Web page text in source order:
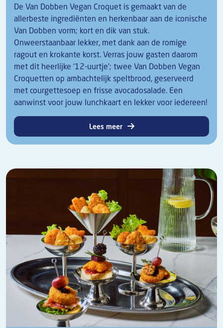
De Van Dobben Vegan Croquet is gemaakt van de
allerbeste ingrediënten en herkenbaar aan de iconische
Van Dobben vorm; kort en dik van stuk.
Onweerstaanbaar lekker, met dank aan de romige
ragout en krokante korst. Verras jouw gasten daarom
met dit heerlijke ‘12-uurtje’; twee Van Dobben Vegan
Croquetten op ambachtelijk speltbrood, geserveerd
met courgettesoep en frisse avocadosalade. Een
aanwinst voor jouw lunchkaart en lekker voor iedereen!
Lees meer